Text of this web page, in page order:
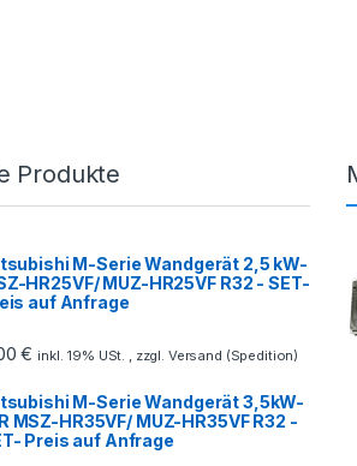
Produkte
M-Serie Wandgerät 2,5 kW-
HR25VF/ MUZ-HR25VF R32 - SET-
auf Anfrage
€ inkl. 19% USt. , zzgl. Versand (Spedition)
M-Serie Wandgerät 3,5kW-
MSZ-HR35VF/ MUZ-HR35VF R32 -
Preis auf Anfrage